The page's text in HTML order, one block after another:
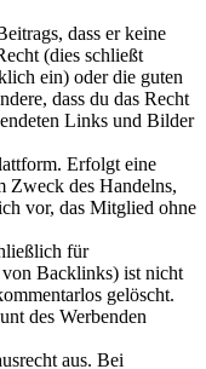
dass er keine
(dies schließt
ein) oder die guten
dass du das Recht
Links und Bilder
Erfolgt eine
Zweck des Handelns,
vor, das Mitglied ohne
für
Backlinks) ist nicht
gelöscht.
des Werbenden
aus. Bei